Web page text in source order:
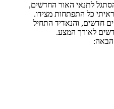
לתנאי האור החדשים,
כל התפתחות מצידו.
חדשים, והנאדיד התחיל
לאורך המצע.